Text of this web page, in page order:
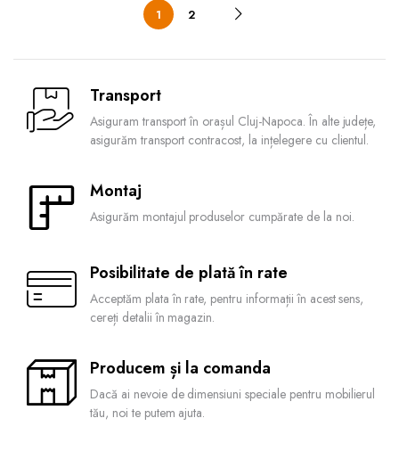
1 2
Transport
Asiguram transport în orașul Cluj-Napoca. În alte județe,
asigurăm transport contracost, la ințelegere cu clientul.
Montaj
Asigurăm montajul produselor cumpărate de la noi.
Posibilitate de plată în rate
Acceptăm plata în rate, pentru informații în acest sens,
cereți detalii în magazin.
Producem și la comanda
Dacă ai nevoie de dimensiuni speciale pentru mobilierul
tău, noi te putem ajuta.